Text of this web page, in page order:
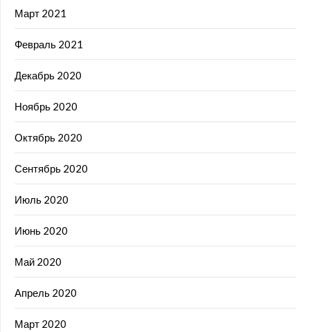
Март 2021
Февраль 2021
Декабрь 2020
Ноябрь 2020
Октябрь 2020
Сентябрь 2020
Июль 2020
Июнь 2020
Май 2020
Апрель 2020
Март 2020